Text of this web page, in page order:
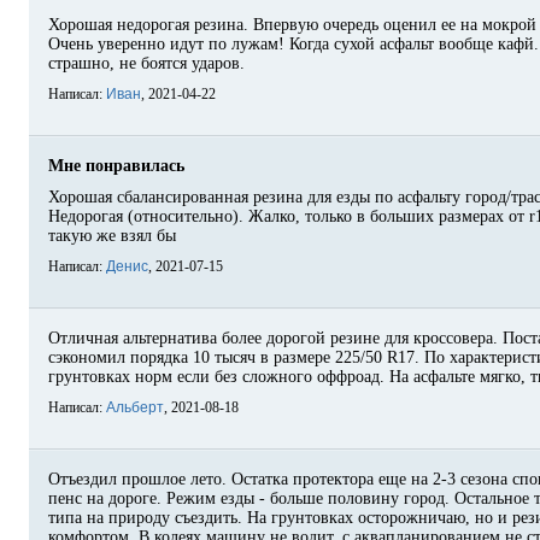
Хорошая недорогая резина. Впервую очередь оценил ее на
Очень уверенно идут по лужам! Когда сухой асфальт вообще
страшно, не боятся ударов.
Написал: Иван, 2021-04-22
Мне понравилась
Хорошая сбалансированная резина для езды по асфальту город/
Недорогая (относительно). Жалко, только в больших размерах
такую же взял бы
Написал: Денис, 2021-07-15
Отличная альтернатива более дорогой резине для кроссовера.
сэкономил порядка 10 тысяч в размере 225/50 R17. По
грунтовках норм если без сложного оффроад. На асфальте мягко,
Написал: Альберт, 2021-08-18
Отъездил прошлое лето. Остатка протектора еще на 2-3 сезона
пенс на дороге. Режим езды - больше половину город. Остальное
типа на природу съездить. На грунтовках осторожничаю, но и